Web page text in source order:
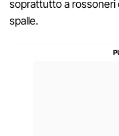
soprattutto a rossoneri
spalle.